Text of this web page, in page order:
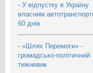
- У відпустку в Україну
власним
60 днів
- «Шлях Перемоги» -
громадсько-політичний
тижневик